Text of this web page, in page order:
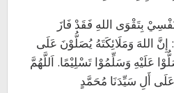
إِنَّ اللهَ وَمَلَائِكَتَهُ يُصَلُّوْنَ عَلَى
عَلَيْهِ وَسَلِّمُوْا تَسْلِيْمًا. اَللَّهُمَّ